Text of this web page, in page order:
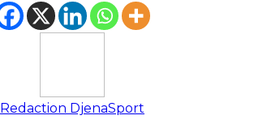
Redaction DjenaSport